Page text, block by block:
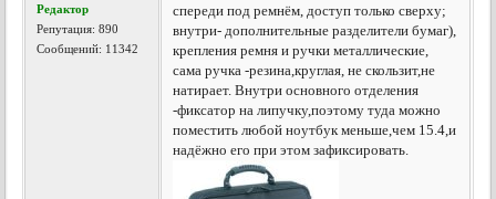
Редактор
Репутация:890
Сообщений: 11342
спереди под ремнём, доступ только сверху;
внутри- дополнительные разделители бумаг),
крепления ремня и ручки металлические,
сама ручка -резина,круглая, не скользит,не
натирает. Внутри основного отделения
-фиксатор на липучку,поэтому туда можно
поместить любой ноутбук меньше,чем 15.4,и
надёжно его при этом зафиксировать.